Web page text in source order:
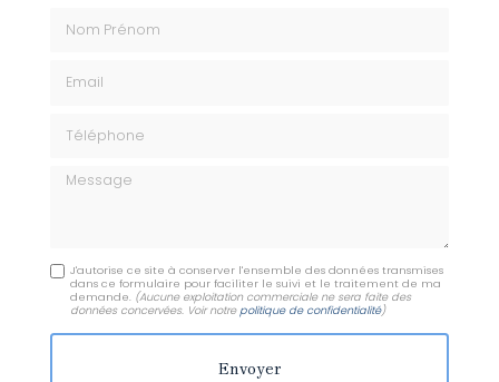
Message
J'autorise ce site à conserver l'ensemble des données transmises
dans ce formulaire pour faciliter le suivi et le traitement de ma
demande. (Aucune exploitation commerciale ne sera faite des
données concervées. Voir notrepolitique de confidentialité)